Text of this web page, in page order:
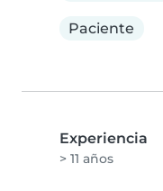
Paciente
Experiencia
> 11 años